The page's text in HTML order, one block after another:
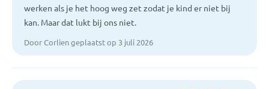
werken als je het hoog weg zet zodat je kind er niet bij
kan. Maar dat lukt bij ons niet.
Door Corlien geplaatst op 3 juli 2026